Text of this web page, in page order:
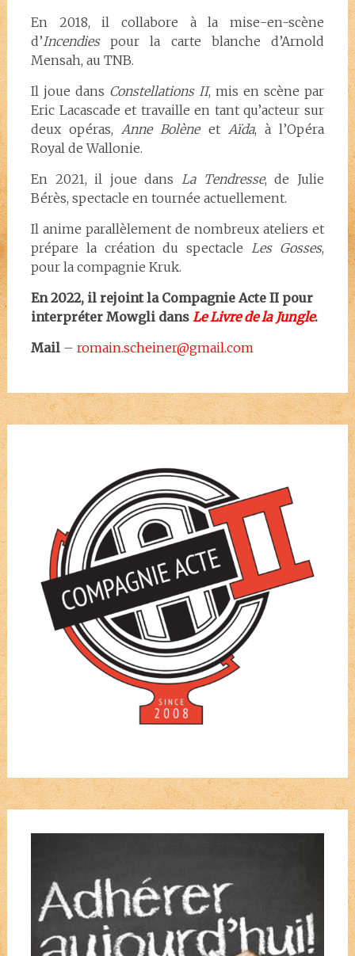
En 2018, il collabore à la mise-en-scène
d’Incendiespour la carte blanche d’Arnold
Mensah, au TNB.
Il joue dans Constellations II, mis en scène par
Eric Lacascade et travaille en tant qu’acteur sur
deux opéras, Anne Bolèneet Aïda, à l’Opéra
Royal de Wallonie.
En 2021, il joue dans La Tendresse, de Julie
Bérès, spectacle en tournée actuellement.
Il anime parallèlement de nombreux ateliers et
prépare la création du spectacle Les Gosses,
pour la compagnie Kruk.
En 2022, il rejoint la Compagnie Acte II pour
interpréter Mowgli dans Le Livre de la Jungle.
Mail – romain.scheiner@gmail.com